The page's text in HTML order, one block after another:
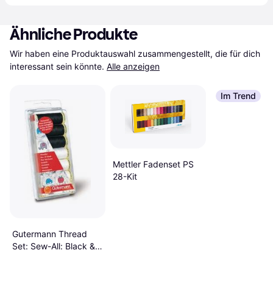
Ähnliche Produkte
Wir haben eine Produktauswahl zusammengestellt, die für dich
interessant sein könnte. Alle anzeigen
Gutermann Thread
Set: Sew-All: Black &
Mettler Fadenset PS
28-Kit
Im Trend